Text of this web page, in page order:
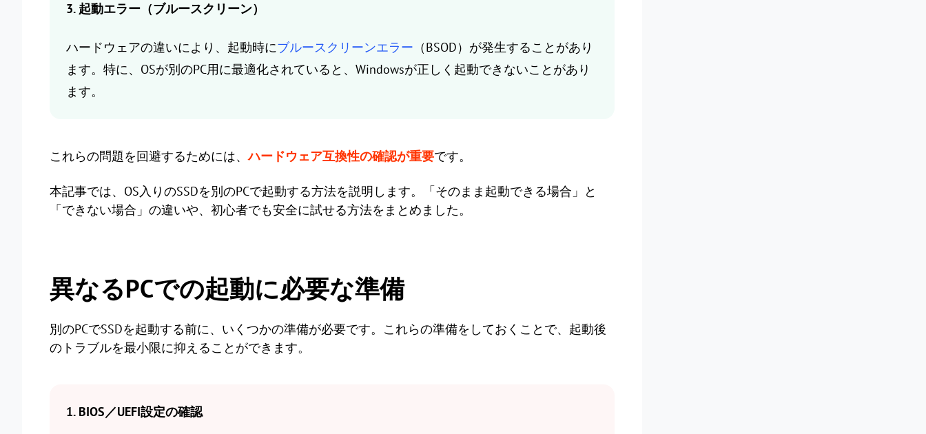
3. 起動エラー（ブルースクリーン）
ハードウェアの違いにより、起動時にブルースクリーンエラー （BSOD）が発生することがあり
ます。特に、OSが別のPC用に最適化されていると、Windowsが正しく起動できないことがあり
ます。
これらの問題を回避するためには、ハードウェア互換性の確認が重要です。
本記事では、OS入りのSSDを別のPCで起動する方法を説明します。「そのまま起動できる場合」と
「できない場合」の違いや、初心者でも安全に試せる方法をまとめました。
異なるPCでの起動に必要な準備
別のPCでSSDを起動する前に、いくつかの準備が必要です。これらの準備をしておくことで、起動後
のトラブルを最小限に抑えることができます。
1. BIOS／UEFI設定の確認